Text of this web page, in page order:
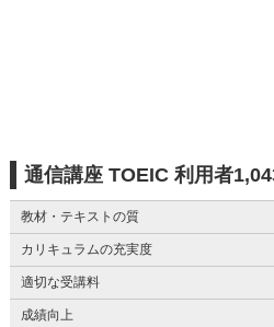
通信講座 TOEIC 利用者
教材・テキストの質
カリキュラムの充実度
適切な受講料
成績向上